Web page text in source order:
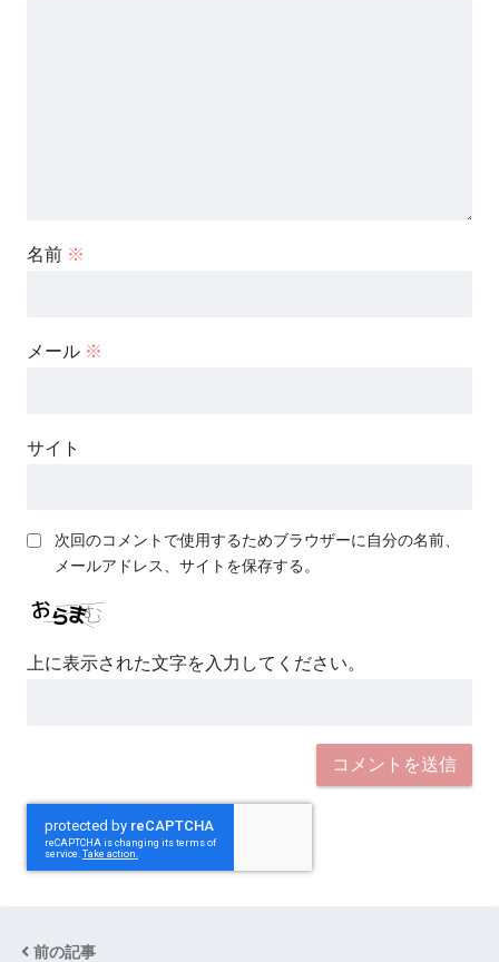
名前 ※
メール ※
サイト
次回のコメントで使用するためブラウザーに自分の名前、
メールアドレス、サイトを保存する。
上に表示された文字を入力してください。
前の記事